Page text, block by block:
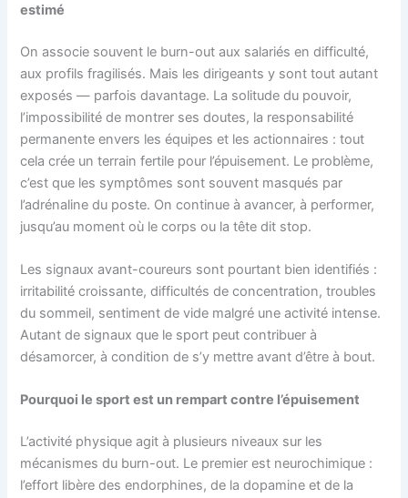
estimé
On associe souvent le burn-out aux salariés en difficulté,
aux profils fragilisés. Mais les dirigeants y sont tout autant
exposés — parfois davantage. La solitude du pouvoir,
l’impossibilité de montrer ses doutes, la responsabilité
permanente envers les équipes et les actionnaires : tout
cela crée un terrain fertile pour l’épuisement. Le problème,
c’est que les symptômes sont souvent masqués par
l’adrénaline du poste. On continue à avancer, à performer,
jusqu’au moment où le corps ou la tête dit stop.
Les signaux avant-coureurs sont pourtant bien identifiés :
irritabilité croissante, difficultés de concentration, troubles
du sommeil, sentiment de vide malgré une activité intense.
Autant de signaux que le sport peut contribuer à
désamorcer, à condition de s’y mettre avant d’être à bout.
Pourquoi le sport est un rempart contre l’épuisement
L’activité physique agit à plusieurs niveaux sur les
mécanismes du burn-out. Le premier est neurochimique :
l’effort libère des endorphines, de la dopamine et de la